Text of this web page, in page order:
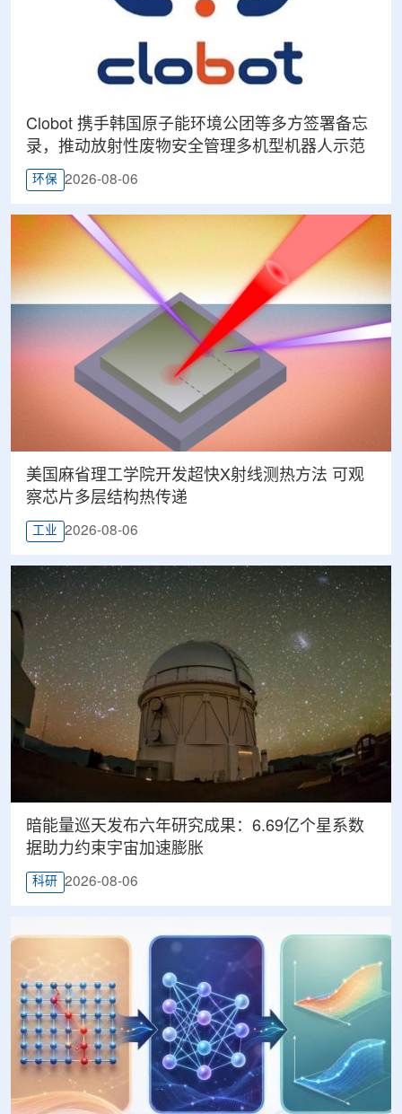
Clobot 携手韩国原子能环境公团等多方签署备忘
录，推动放射性废物安全管理多机型机器人示范
环保 2026-08-06
美国麻省理工学院开发超快X射线测热方法 可观
察芯片多层结构热传递
工业 2026-08-06
暗能量巡天发布六年研究成果：6.69亿个星系数
据助力约束宇宙加速膨胀
科研 2026-08-06